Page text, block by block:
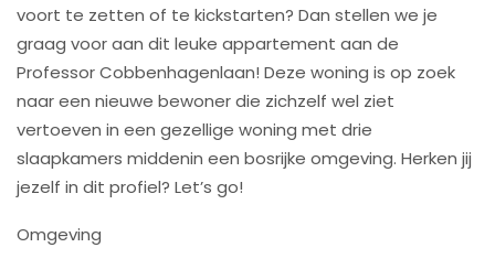
voort te zetten of te kickstarten? Dan stellen we je
graag voor aan dit leuke appartement aan de
Professor Cobbenhagenlaan! Deze woning is op zoek
naar een nieuwe bewoner die zichzelf wel ziet
vertoeven in een gezellige woning met drie
slaapkamers middenin een bosrijke omgeving. Herken jij
jezelf in dit profiel? Let’s go!
Omgeving